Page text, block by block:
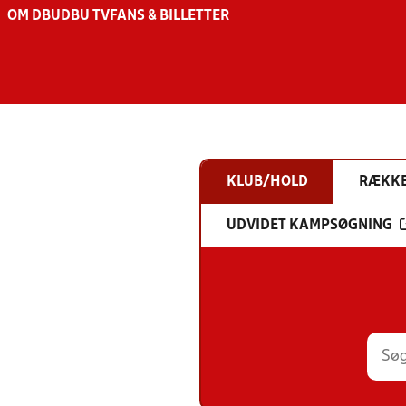
OM DBU DBU TV FANS & BILLETTER
KLUB/HOLD
UDVIDET KAMPSØGNING